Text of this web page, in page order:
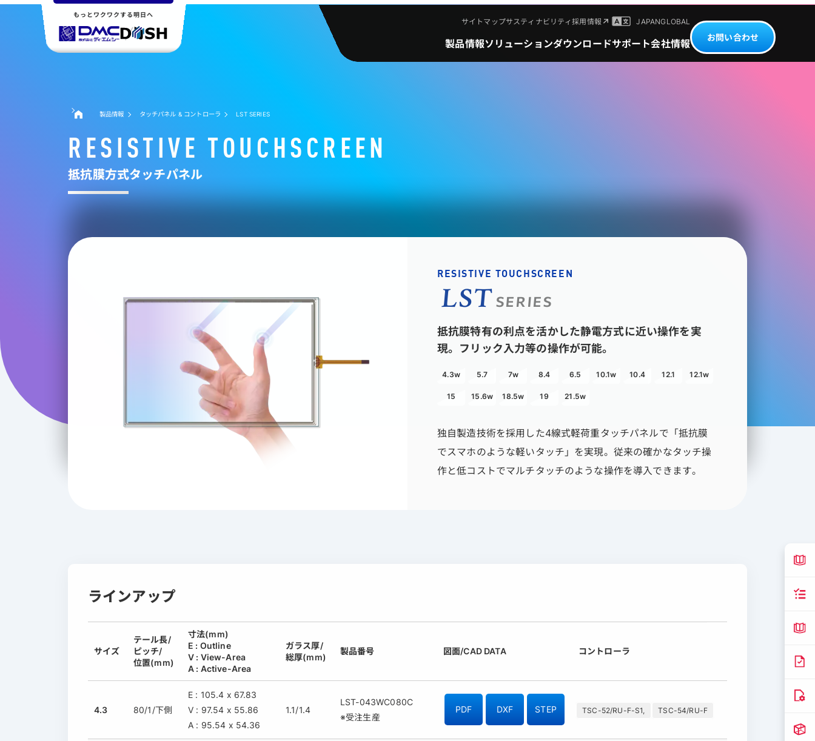
もっとワクワクする明日へ
サイトマップサスティナビリティ採用情報 JAPANGLOBAL
製品情報ソリューションダウンロードサポート会社情報
お問い合わせ
製品情報 タッチパネル & コントローラ LST SERIES
RESISTIVE TOUCHSCREEN
抵抗膜方式タッチパネル
RESISTIVE TOUCHSCREEN
LST SERIES
抵抗膜特有の利点を活かした静電方式に近い操作を実
現。フリック入力等の操作が可能。
4.3w 5.7 7w 8.4 6.5 10.1w 10.4 12.1 12.1w
15 15.6w 18.5w 19 21.5w
独自製造技術を採用した4線式軽荷重タッチパネルで「抵抗膜
でスマホのような軽いタッチ」を実現。従来の確かなタッチ操
作と低コストでマルチタッチのような操作を導入できます。
ラインアップ
サイズ
テール長/
ピッチ/
位置(mm)
寸法(mm)
E : Outline
V : View-Area
A : Active-Area
ガラス厚/
総厚(mm)
製品番号 図面/CAD DATA コントローラ
4.3 80/1/下側
E : 105.4 x 67.83
V : 97.54 x 55.86
A : 95.54 x 54.36
1.1/1.4
LST-043WC080C
※受注生産
PDF DXF STEP TSC-52/RU-F-S1, TSC-54/RU-F